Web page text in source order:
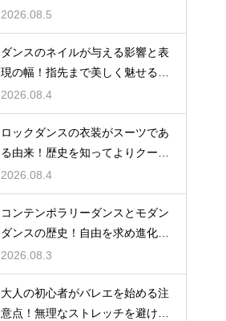
るステップ
2026.08.5
ダンスのネイルが与える影響と表
現の幅！指先まで美しく魅せるた
めの工夫
2026.08.4
ロックダンスの衣装がスーツであ
る由来！歴史を知ってよりクール
に踊ろう
2026.08.4
コンテンポラリーダンスとモダン
ダンスの歴史！自由を求め進化す
る表現の道
2026.08.3
大人の初心者がバレエを始める注
意点！無理なストレッチを避け安